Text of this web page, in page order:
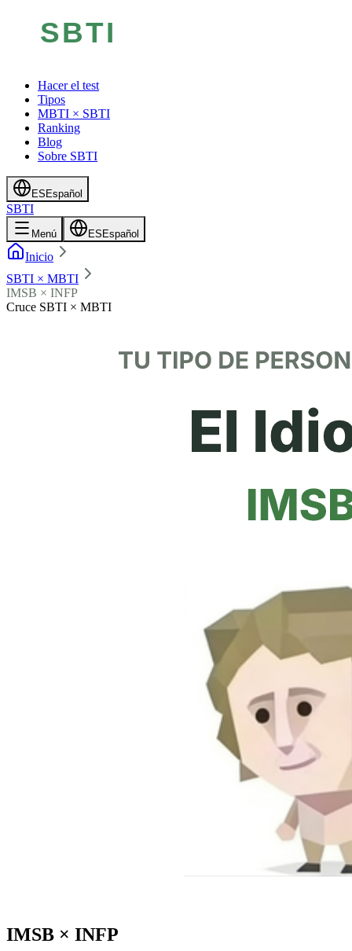
Hacer el test
Tipos
MBTI × SBTI
Ranking
Blog
Sobre SBTI
ES Español
SBTI
Menú ES Español
Inicio
SBTI × MBTI
IMSB × INFP
Cruce SBTI × MBTI
IMSB × INFP